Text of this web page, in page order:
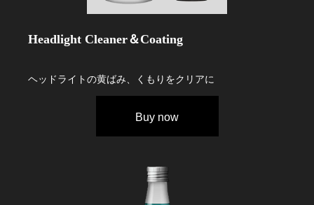
Headlight Cleaner＆Coating
ヘッドライトの黄ばみ、くもりをクリアに
Buy now